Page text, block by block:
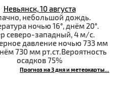
Невьянск, 10 августа
небольшой дождь.
ночью 16°, днём 20°.
северо-западный, 4 м/с.
давление ночью 733 мм
730 мм рт.ст.Вероятность
осадков 75%
Прогноз на 3 дня и метеокарты...